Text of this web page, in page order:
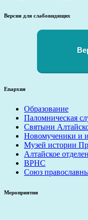
Версия для слабовидящих
Епархия
Образование
Паломническая
Святыни
Новомученики и
Музей истории
Алтайское
ВРНС
Союз
Мероприятия